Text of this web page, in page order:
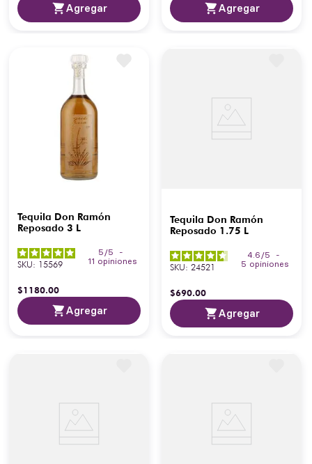
Agregar Agregar
Tequila Don Ramón
Reposado 3 L
5 /5
-
11 opiniones
SKU: 15569
$1180.00
Agregar
Tequila Don Ramón
Reposado 1.75 L
4.6 /5
-
5 opiniones
SKU: 24521
$690.00
Agregar